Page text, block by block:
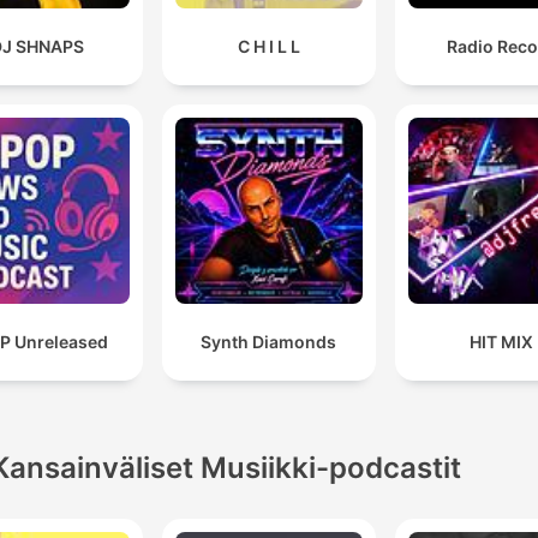
SHNAPS C H I L L Radio
Unreleased Synth Diamonds HIT MIX
Musiikki-podcastit